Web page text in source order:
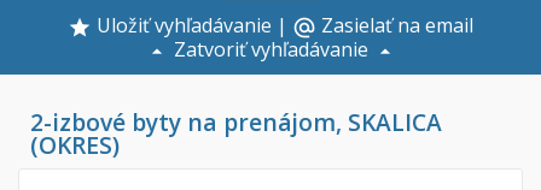
Uložiť vyhľadávanie | alternate_email Zasielať na email
Zatvoriť vyhľadávanie
2-izbové byty na prenájom, SKALICA
(OKRES)